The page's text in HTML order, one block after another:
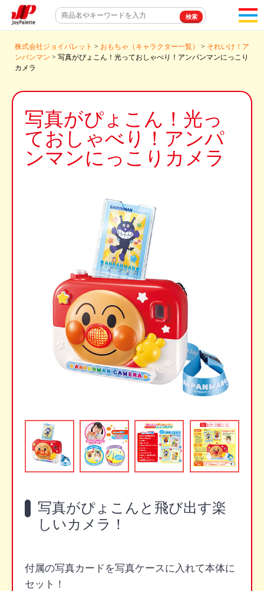
株式会社ジョイパレット > おもちゃ（キャラクター一覧） > それいけ！ア
ンパンマン > 写真がぴょこん！光っておしゃべり！アンパンマンにっこり
カメラ
写真がぴょこん！光っ
ておしゃべり！アンパ
ンマンにっこりカメラ
写真がぴょこんと飛び出す楽
しいカメラ！
付属の写真カードを写真ケースに入れて本体に
セット！